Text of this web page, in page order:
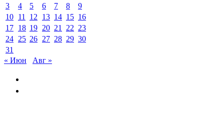
3
4 5 6 7 8
9
10 11 12 13 14 15 16
17 18 19 20 21 22 23
24 25 26 27 28 29 30
31
« Июн
Авг »